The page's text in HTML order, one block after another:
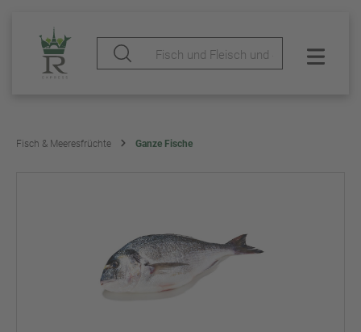
Fisch & Meeresfrüchte Ganze Fische